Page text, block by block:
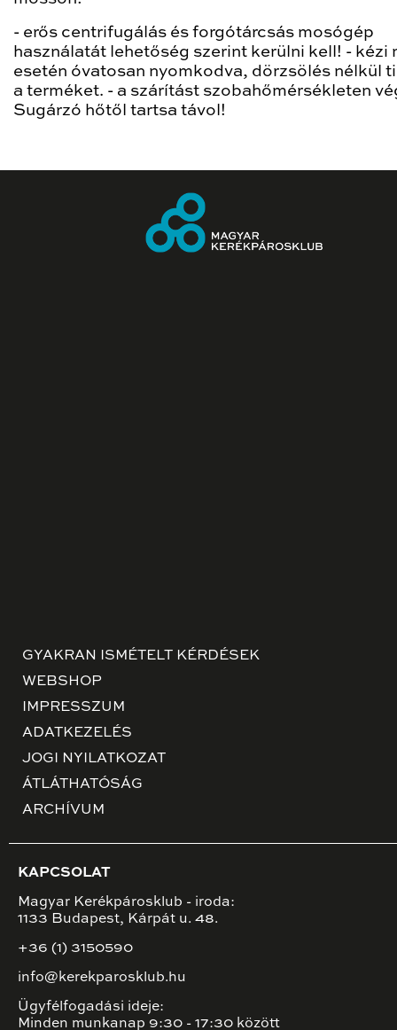
- erős centrifugálás és forgótárcsás mosógép
használatát lehetőség szerint kerülni kell! - kézi
esetén óvatosan nyomkodva, dörzsölés nélkül
a terméket. - a szárítást szobahőmérsékleten
Sugárzó hőtől tartsa távol!
GYAKRAN ISMÉTELT KÉRDÉSEK
WEBSHOP
IMPRESSZUM
ADATKEZELÉS
JOGI NYILATKOZAT
ÁTLÁTHATÓSÁG
ARCHÍVUM
KAPCSOLAT
Magyar Kerékpárosklub - iroda:
1133 Budapest, Kárpát u. 48.
+36 (1) 3150590
info@kerekparosklub.hu
Ügyfélfogadási ideje:
Minden munkanap 9:30 - 17:30 között